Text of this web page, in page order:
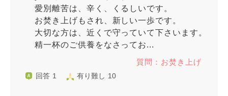
愛別離苦は、辛く、くるしいです。
お焚き上げもされ、新しい一歩です。
大切な方は、近くで守っていて下さいます。
精一杯のご供養をなさってお...
質問：お焚き上げ
回答 1 有り難し 10